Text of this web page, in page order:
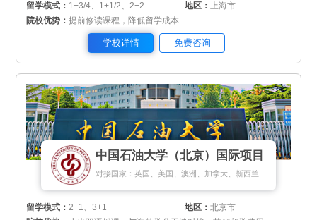
留学模式： 1+3/4、1+1/2、2+2 地区： 上海市
院校优势：提前修读课程，降低留学成本
学校详情 免费咨询
中国石油大学（北京）国际项目
留学模式：2+1、3+1 地区：北京市